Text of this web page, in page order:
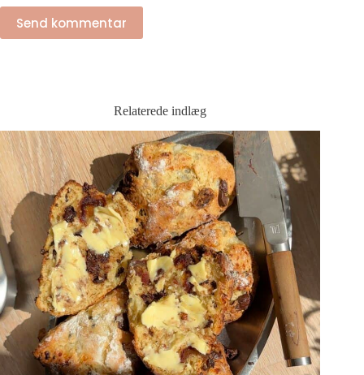
Send kommentar
Relaterede indlæg